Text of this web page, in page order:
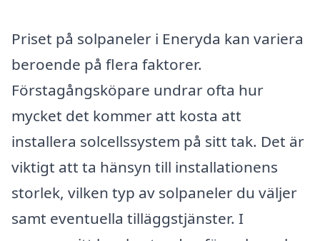
Priset på solpaneler i Eneryda kan variera
beroende på flera faktorer.
Förstagångsköpare undrar ofta hur
mycket det kommer att kosta att
installera solcellssystem på sitt tak. Det är
viktigt att ta hänsyn till installationens
storlek, vilken typ av solpaneler du väljer
samt eventuella tilläggstjänster. I